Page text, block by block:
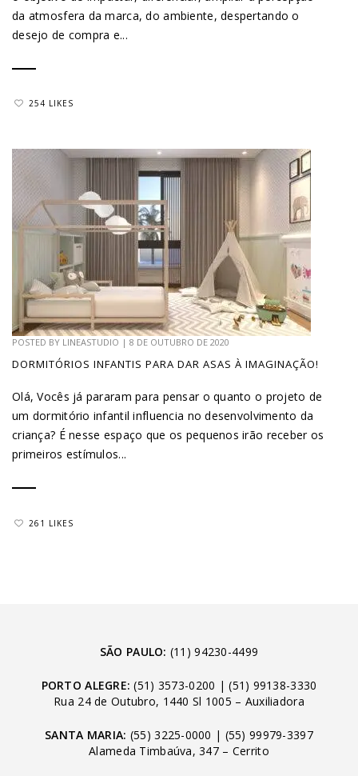
da atmosfera da marca, do ambiente, despertando o
desejo de compra e...
254 LIKES
POSTED BY LINEASTUDIO | 8 DE OUTUBRO DE 2020
DORMITÓRIOS INFANTIS PARA DAR ASAS À IMAGINAÇÃO!
Olá, Vocês já pararam para pensar o quanto o projeto de
um dormitório infantil influencia no desenvolvimento da
criança? É nesse espaço que os pequenos irão receber os
primeiros estímulos...
261 LIKES
SÃO PAULO: (11) 94230-4499
PORTO ALEGRE: (51) 3573-0200 |(51) 99138-3330
Rua 24 de Outubro, 1440 Sl 1005 – Auxiliadora
SANTA MARIA: (55) 3225-0000 | (55) 99979-3397
Alameda Timbaúva, 347 – Cerrito